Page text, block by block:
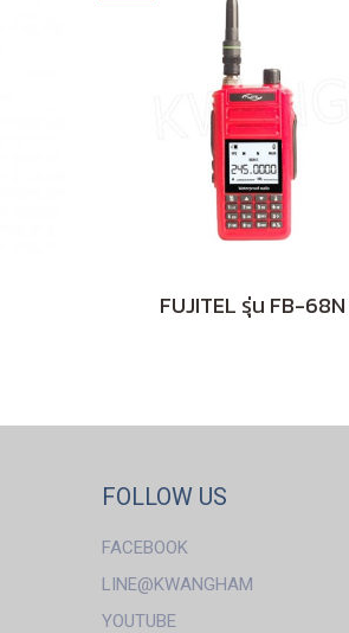
FUJITEL รุ่น FB-68N
FOLLOW US
FACEBOOK
LINE@KWANGHAM
YOUTUBE